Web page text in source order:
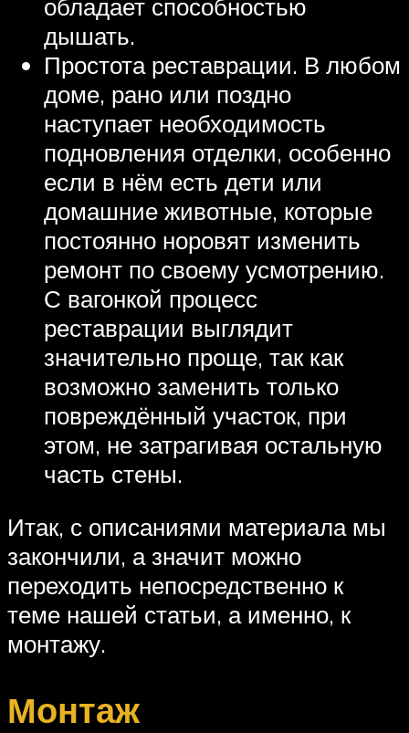
обладает способностью
дышать.
Простота реставрации. В любом
доме, рано или поздно
наступает необходимость
подновления отделки, особенно
если в нём есть дети или
домашние животные, которые
постоянно норовят изменить
ремонт по своему усмотрению.
С вагонкой процесс
реставрации выглядит
значительно проще, так как
возможно заменить только
повреждённый участок, при
этом, не затрагивая остальную
часть стены.
Итак, с описаниями материала мы
закончили, а значит можно
переходить непосредственно к
теме нашей статьи, а именно, к
монтажу.
Монтаж